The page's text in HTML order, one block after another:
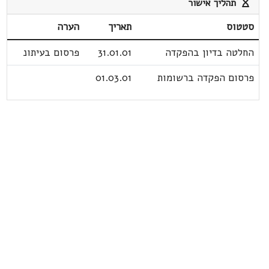
תהליך אישור
סטטוס תאריך
הערה
החלטה בדיון בהפקדה
31.01.01
פרסום בעיתונ
פרסום הפקדה ברשומות
01.03.01